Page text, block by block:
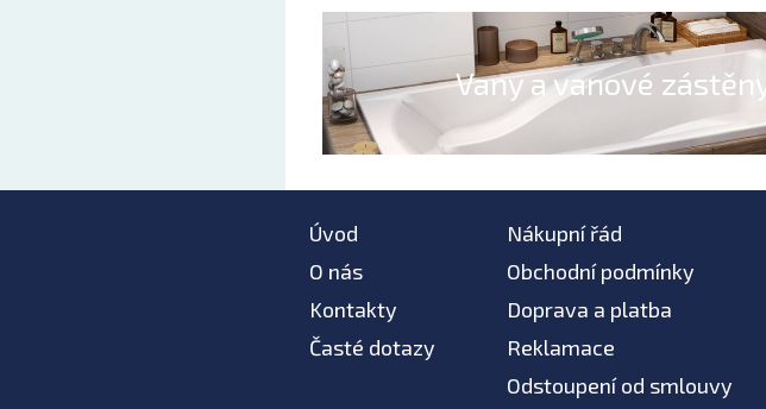
Vany a vanové
Úvod
O nás
Kontakty
Časté dotazy
Nákupní řád
Obchodní podmínky
Doprava a platba
Reklamace
Odstoupení od smlouvy